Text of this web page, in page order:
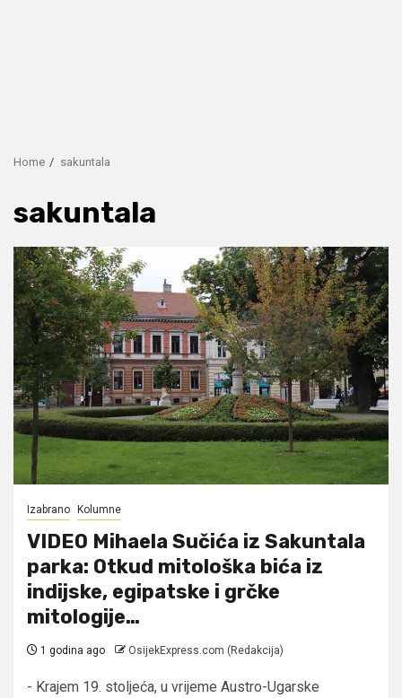
Home sakuntala
sakuntala
Izabrano Kolumne
VIDEO Mihaela Sučića iz Sakuntala
parka: Otkud mitološka bića iz
indijske, egipatske i grčke
mitologije…
1 godina ago OsijekExpress.com (Redakcija)
- Krajem 19. stoljeća, u vrijeme Austro-Ugarske